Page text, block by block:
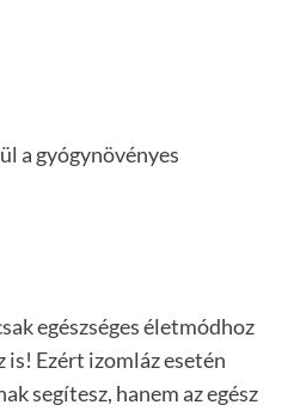
a gyógynövényes
egészséges életmódhoz
Ezért izomláz esetén
segítesz, hanem az egész